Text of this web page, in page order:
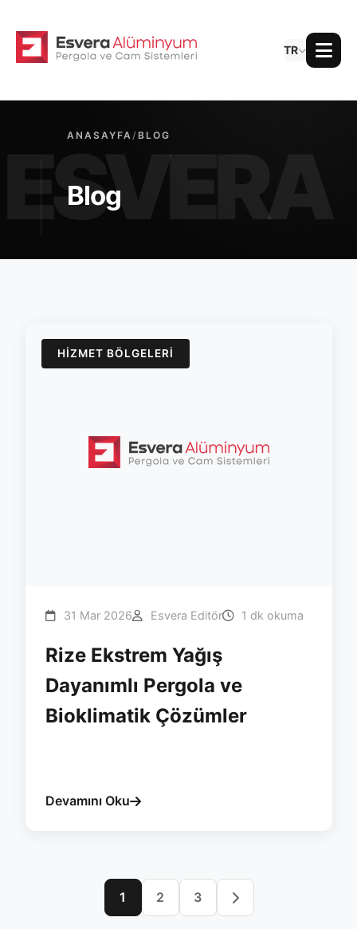
TR
ANASAYFA/ BLOG
Blog
HIZMET BÖLGELERI
31 Mar 2026 Esvera Editör 1 dk okuma
Rize Ekstrem Yağış
Dayanımlı Pergola ve
Bioklimatik Çözümler
Devamını Oku
1 2 3